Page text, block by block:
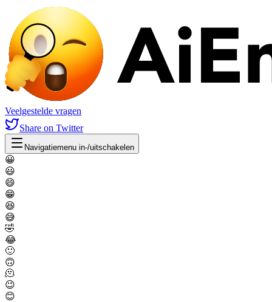
Veelgestelde vragen
Share on Twitter
Navigatiemenu in-/uitschakelen
😀
😃
😄
😁
😆
😅
🤣
😂
🙂
🙃
🫠
😉
😊